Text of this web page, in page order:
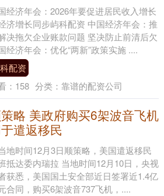
经济年会：2026年要促进居民收入增长
济增长同步屿科配资 中国经济年会：推
决拖欠企业账款问题 坚决防止前清后欠
经济年会：优化“两新”政策实施 ....
配资
： 158 分类： 靠谱的配资公司
略 美政府购买6架波音飞机
遣返移民
地时间12月3日顺策略，美国遣返移民
抵达委内瑞拉 当地时间12月10日，央视
获悉，美国国土安全部近日签署近1.4亿
合同，购买6架波音737飞机，....